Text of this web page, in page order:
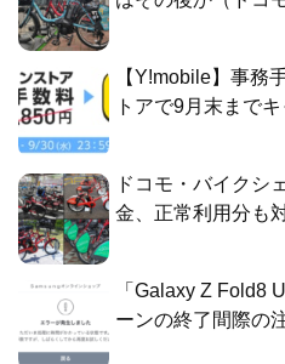
【Y!mobile】事務
トアで9月末まで
ドコモ・バイクシ
金、正常利用分も
「Galaxy Z Fold8
ーンの終了間際の